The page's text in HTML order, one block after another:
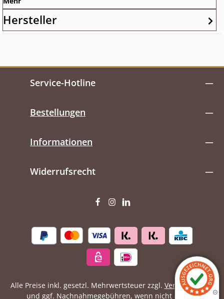
Hersteller
Service-Hotline
Bestellungen
Informationen
Widerrufsrecht
Alle Preise inkl. gesetzl. Mehrwertsteuer zzgl. Versandkosten
und ggf. Nachnahmegebühren, wenn nicht anders